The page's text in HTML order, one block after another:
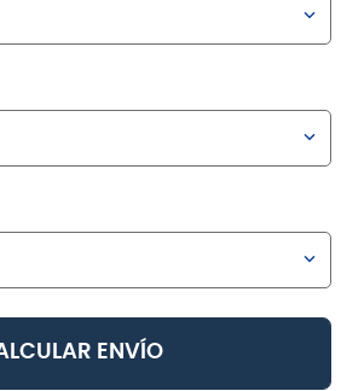
ENVÍO